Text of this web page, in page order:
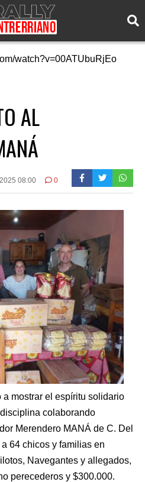
watch?v=00ATUbuRjEo
AL
08:00 0
mostrar el espíritu solidario
colaborando
Merendero MANÁ de C. Del
64 chicos y familias en
Navegantes y allegados,
perecederos y $300.000.